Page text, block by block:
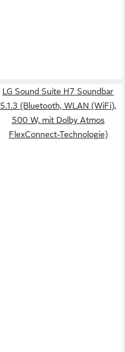
LG Sound Suite H7 Soundbar
5.1.3 (Bluetooth, WLAN (WiFi),
500 W, mit Dolby Atmos
FlexConnect-Technologie)